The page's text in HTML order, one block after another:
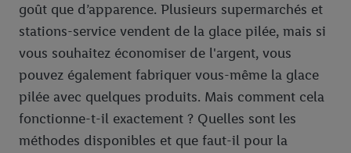
goût que d’apparence. Plusieurs supermarchés et
stations-service vendent de la glace pilée, mais si
vous souhaitez économiser de l'argent, vous
pouvez également fabriquer vous-même la glace
pilée avec quelques produits. Mais comment cela
fonctionne-t-il exactement ? Quelles sont les
méthodes disponibles et que faut-il pour la